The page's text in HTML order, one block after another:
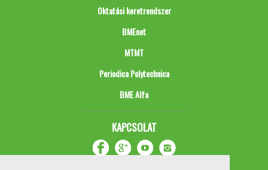
Oktatási keretrendszer
BMEnet
MTMT
Periodica Polytechnica
BME Alfa
KAPCSOLAT